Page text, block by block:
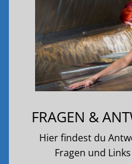
FRAGEN &
Hier findest du
Fragen und